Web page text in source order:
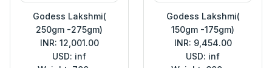
Godess Lakshmi(
250gm -275gm)
INR: 12,001.00
USD: inf
Godess Lakshmi(
150gm -175gm)
INR: 9,454.00
USD: inf